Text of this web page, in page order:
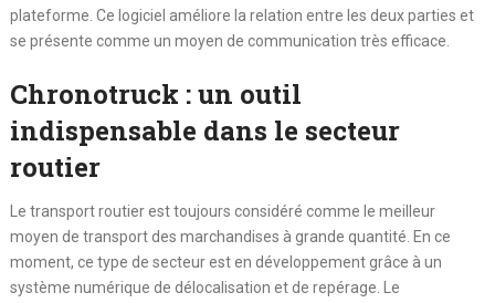
plateforme. Ce logiciel améliore la relation entre les deux parties et
se présente comme un moyen de communication très efficace.
Chronotruck : un outil
indispensable dans le secteur
routier
Le transport routier est toujours considéré comme le meilleur
moyen de transport des marchandises à grande quantité. En ce
moment, ce type de secteur est en développement grâce à un
système numérique de délocalisation et de repérage. Le